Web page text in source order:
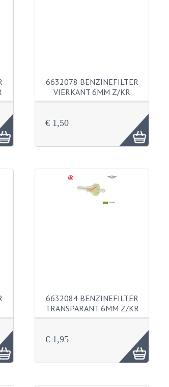
6632078 BENZINEFILTER
VIERKANT 6MM Z/KR
€ 1,50
6632084 BENZINEFILTER
TRANSPARANT 6MM Z/KR
€ 1,95